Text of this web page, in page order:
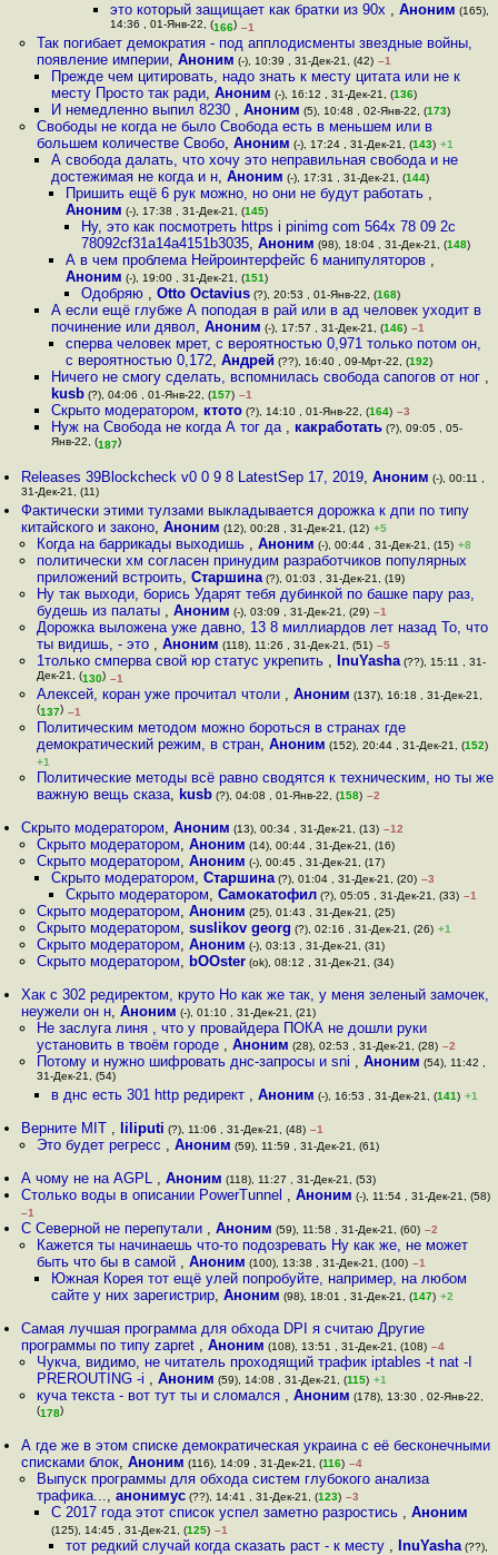
это который защищает как братки из 90х ,Аноним (165),
14:36 , 01-Янв-22, (166) –1
Так погибает демократия - под апплодисменты звездные войны,
появление империи, Аноним (-), 10:39 , 31-Дек-21, (42) –1
Прежде чем цитировать, надо знать к месту цитата или не к
месту Просто так ради, Аноним (-), 16:12 , 31-Дек-21, (136)
И немедленно выпил 8230 , Аноним (5), 10:48 , 02-Янв-22, (173)
Свободы не когда не было Свобода есть в меньшем или в
большем количестве Свобо, Аноним (-), 17:24 , 31-Дек-21, (143) +1
А свобода далать, что хочу это неправильная свобода и не
достежимая не когда и н, Аноним (-), 17:31 , 31-Дек-21, (144)
Пришить ещё 6 рук можно, но они не будут работать ,
Аноним (-), 17:38 , 31-Дек-21, (145)
Ну, это как посмотреть https i pinimg com 564x 78 09 2c
78092cf31a14a4151b3035, Аноним (98), 18:04 , 31-Дек-21, (148)
А в чем проблема Нейроинтерфейс 6 манипуляторов ,
Аноним (-), 19:00 , 31-Дек-21, (151)
Одобряю , Otto Octavius(?), 20:53 , 01-Янв-22, (168)
А если ещё глубже А поподая в рай или в ад человек уходит в
починение или дявол, Аноним (-), 17:57 , 31-Дек-21, (146) –1
сперва человек мрет, с вероятностью 0,971 только потом он,
с вероятностью 0,172,Андрей (??), 16:40 , 09-Мрт-22, (192)
Ничего не смогу сделать, вспомнилась свобода сапогов от ног ,
kusb(?), 04:06 , 01-Янв-22, (157) –1
Скрыто модератором, ктото(?), 14:10 , 01-Янв-22, (164) –3
Нуж на Свобода не когда А тог да , какработать(?), 09:05 , 05-
Янв-22, (187)
Releases 39Blockcheck v0 0 9 8 LatestSep 17, 2019,Аноним (-), 00:11 ,
31-Дек-21, (11)
Фактически этими тулзами выкладывается дорожка к дпи по типу
китайского и законо,Аноним (12), 00:28 , 31-Дек-21, (12) +5
Когда на баррикады выходишь , Аноним (-), 00:44 , 31-Дек-21, (15) +8
политически хм согласен принудим разработчиков популярных
приложений встроить, Старшина(?), 01:03 , 31-Дек-21, (19)
Ну так выходи, борись Ударят тебя дубинкой по башке пару раз,
будешь из палаты , Аноним (-), 03:09 , 31-Дек-21, (29) –1
Дорожка выложена уже давно, 13 8 миллиардов лет назад То, что
ты видишь, - это , Аноним (118), 11:26 , 31-Дек-21, (51) –5
1только смперва свой юр статус укрепить , InuYasha(??), 15:11 , 31-
Дек-21, (130) –1
Алексей, коран уже прочитал чтоли , Аноним (137), 16:18 , 31-Дек-21,
(137) –1
Политическим методом можно бороться в странах где
демократический режим, в стран, Аноним (152), 20:44 , 31-Дек-21, (152)
+1
Политические методы всё равно сводятся к техническим, но ты же
важную вещь скaза, kusb(?), 04:08 , 01-Янв-22, (158) –2
Скрыто модератором,Аноним (13), 00:34 , 31-Дек-21, (13) –12
Скрыто модератором, Аноним (14), 00:44 , 31-Дек-21, (16)
Скрыто модератором, Аноним (-), 00:45 , 31-Дек-21, (17)
Скрыто модератором, Старшина(?), 01:04 , 31-Дек-21, (20) –3
Скрыто модератором,Самокатофил (?), 05:05 , 31-Дек-21, (33) –1
Скрыто модератором, Аноним (25), 01:43 , 31-Дек-21, (25)
Скрыто модератором, suslikov georg (?), 02:16 , 31-Дек-21, (26) +1
Скрыто модератором, Аноним (-), 03:13 , 31-Дек-21, (31)
Скрыто модератором, bOOster(ok), 08:12 , 31-Дек-21, (34)
Хак с 302 редиректом, круто Но как же так, у меня зеленый замочек,
неужели он н,Аноним (-), 01:10 , 31-Дек-21, (21)
Не заслуга линя , что у провайдера ПОКА не дошли руки
установить в твоём городе , Аноним (28), 02:53 , 31-Дек-21, (28) –2
Потому и нужно шифровать днс-запросы и sni , Аноним (54), 11:42 ,
31-Дек-21, (54)
в днс есть 301 http редирект , Аноним (-), 16:53 , 31-Дек-21, (141) +1
Верните MIT , liliputi (?), 11:06 , 31-Дек-21, (48) –1
Это будет регресс , Аноним (59), 11:59 , 31-Дек-21, (61)
А чому не на AGPL ,Аноним (118), 11:27 , 31-Дек-21, (53)
Столько воды в описании PowerTunnel ,Аноним (-), 11:54 , 31-Дек-21, (58)
–1
С Северной не перепутали ,Аноним (59), 11:58 , 31-Дек-21, (60) –2
Кажется ты начинаешь что-то подозревать Ну как же, не может
быть что бы в самой , Аноним (100), 13:38 , 31-Дек-21, (100) –1
Южная Корея тот ещё улей попробуйте, например, на любом
сайте у них зарегистрир, Аноним (98), 18:01 , 31-Дек-21, (147) +2
Самая лучшая программа для обхода DPI я считаю Другие
программы по типу zapret ,Аноним (108), 13:51 , 31-Дек-21, (108) –4
Чукча, видимо, не читатель проходящий трафик iptables -t nat -I
PREROUTING -i , Аноним (59), 14:08 , 31-Дек-21, (115) +1
куча текста - вот тут ты и сломался , Аноним (178), 13:30 , 02-Янв-22,
(178)
А где же в этом списке демократическая украина с её бесконечными
списками блок,Аноним (116), 14:09 , 31-Дек-21, (116) –4
Выпуск программы для обхода систем глубокого анализа
трафика..., анонимус(??), 14:41 , 31-Дек-21, (123) –3
С 2017 года этот список успел заметно разростись , Аноним
(125), 14:45 , 31-Дек-21, (125) –1
тот редкий случай когда сказать раст - к месту , InuYasha (??),